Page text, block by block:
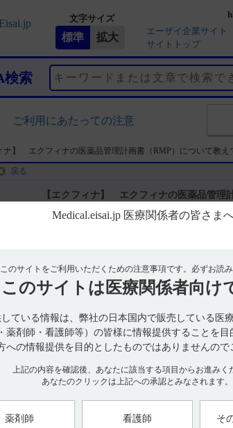
文字サイズ
エーザイ企業サイト
サイトトップ
検索
ご利用にあたっての注意
ナ】 エクフィナの医薬品管理計画書（RMP）について教え
このサイトをご利用いただくための注意事項です。 必ずお読
このサイトは 医療関係者向け
ている情報は、弊社の日本国内で販売している医
薬剤師・看護師等）の皆様に情報提供することを目
への情報提供を目的としたものではありませんので
上記の内容を確認後、あなたに該当する項目からお進みく
あなたのクリックは上記への承認とみなされます。
薬剤師 看護師 そ
戻る
【エクフィナ】 エクフィナの医薬品管理
エクフィナは、承認条件として医薬品リスク管理計画
エーザイの医療関係者向けサイトMedical.jp エクフィ
また、リスク最小化資材（RMP 資材）もございます。
・適正使用ガイド
・エクフィナ錠による治療を受ける患者さんおよびご家
弊社HP よりご確認いただけます。こちらから（エクフ
【作成年月】